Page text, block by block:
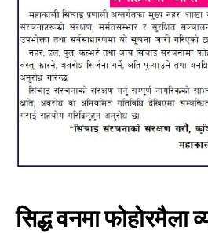
सिद्ध वनमा फोहोरमैला